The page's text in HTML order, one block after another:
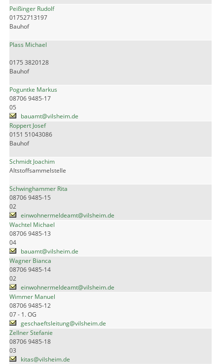
Peißinger Rudolf
01752713197
Bauhof
Plass Michael
0175 3820128
Bauhof
Poguntke Markus
08706 9485-17
05
bauamt@vilsheim.de
Roppert Josef
0151 51043086
Bauhof
Schmidt Joachim
Altstoffsammelstelle
Schwinghammer Rita
08706 9485-15
02
einwohnermeldeamt@vilsheim.de
Wachtel Michael
08706 9485-13
04
bauamt@vilsheim.de
Wagner Bianca
08706 9485-14
02
einwohnermeldeamt@vilsheim.de
Wimmer Manuel
08706 9485-12
07 - 1. OG
geschaeftsleitung@vilsheim.de
Zellner Stefanie
08706 9485-18
03
kitas@vilsheim.de